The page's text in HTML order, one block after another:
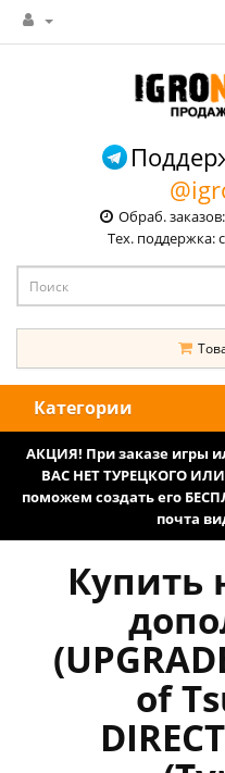
Обраб.
Тех. поддержка:
Категории
АКЦИЯ! При заказе игры
ВАС НЕТ ТУРЕЦКОГО
поможем создать его
почта
Купить
of